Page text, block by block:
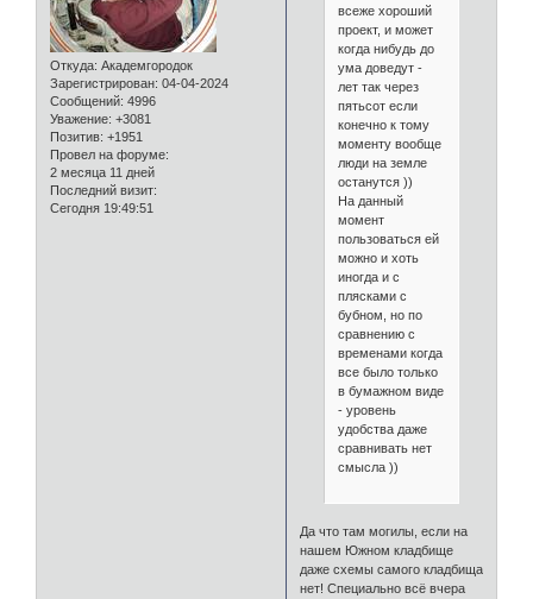
Откуда: Академгородок
Зарегистрирован: 04-04-2024
Сообщений: 4996
Уважение: +3081
Позитив: +1951
Провел на форуме:
2 месяца 11 дней
Последний визит:
Сегодня 19:49:51
всеже хороший
проект, и может
когда нибудь до
ума доведут -
лет так через
пятьсот если
конечно к тому
моменту вообще
люди на земле
останутся ))
На данный
момент
пользоваться ей
можно и хоть
иногда и с
плясками с
бубном, но по
сравнению с
временами когда
все было только
в бумажном виде
- уровень
удобства даже
сравнивать нет
смысла ))
Да что там могилы, если на
нашем Южном кладбище
даже схемы самого кладбища
нет! Специально всё вчера